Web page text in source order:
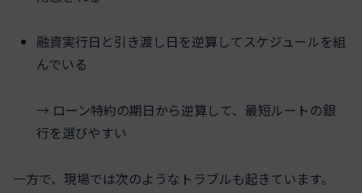
融資実行日と引き渡し日を逆算してスケジュールを組
んでいる
→ ローン特約の期日から逆算して、最短ルートの銀
行を選びやすい
一方で、現場では次のようなトラブルも起きています。